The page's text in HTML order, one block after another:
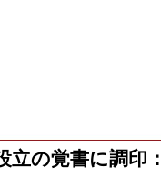
の覚書に調印